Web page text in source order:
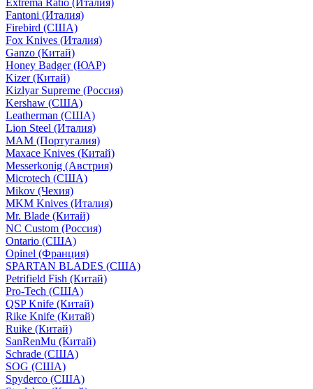
Extrema Ratio (Италия)
Fantoni (Италия)
Firebird (США)
Fox Knives (Италия)
Ganzo (Китай)
Honey Badger (ЮАР)
Kizer (Китай)
Kizlyar Supreme (Россия)
Kershaw (США)
Leatherman (США)
Lion Steel (Италия)
MAM (Португалия)
Maxace Knives (Китай)
Messerkonig (Австрия)
Microtech (США)
Mikov (Чехия)
MKM Knives (Италия)
Mr. Blade (Китай)
NC Custom (Россия)
Ontario (США)
Opinel (Франция)
SPARTAN BLADES (США)
Petrifield Fish (Китай)
Pro-Tech (США)
QSP Knife (Китай)
Rike Knife (Китай)
Ruike (Китай)
SanRenMu (Китай)
Schrade (США)
SOG (США)
Spyderco (США)